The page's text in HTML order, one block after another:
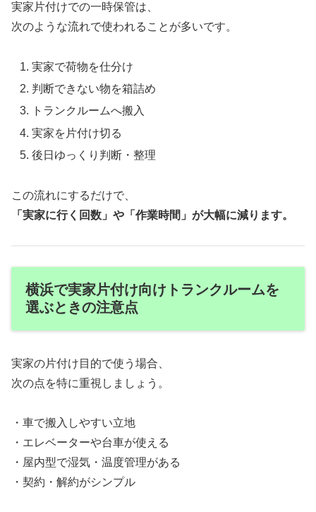
実家片付けでの一時保管は、
次のような流れで使われることが多いです。
実家で荷物を仕分け
判断できない物を箱詰め
トランクルームへ搬入
実家を片付け切る
後日ゆっくり判断・整理
この流れにするだけで、
「実家に行く回数」や「作業時間」が大幅に減ります。
横浜で実家片付け向けトランクルームを
選ぶときの注意点
実家の片付け目的で使う場合、
次の点を特に重視しましょう。
・車で搬入しやすい立地
・エレベーターや台車が使える
・屋内型で湿気・温度管理がある
・契約・解約がシンプル